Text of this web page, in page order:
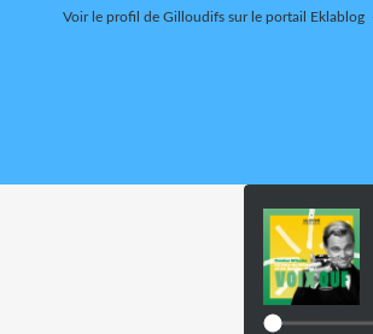
Voir le profil de Gilloudifs sur le portail Eklablog